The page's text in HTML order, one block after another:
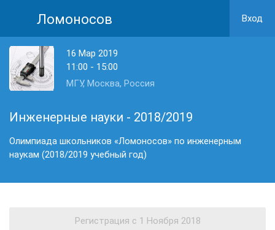
Ломоносов Вход
16 Мар 2019
11:00 - 15:00
МГУ, Москва, Россия
Инженерные науки - 2018/2019
Олимпиада школьников «Ломоносов» по инженерным
наукам (2018/2019 учебный год)